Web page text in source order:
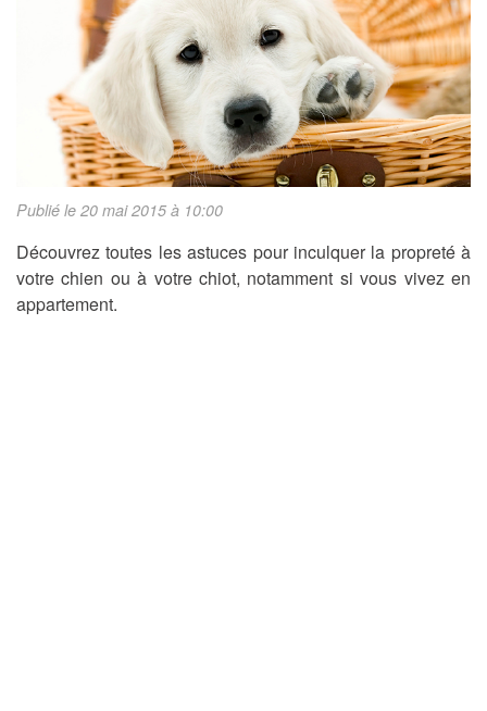
Publié le 20 mai 2015 à 10:00
Découvrez toutes les astuces pour inculquer la propreté à
votre chien ou à votre chiot, notamment si vous vivez en
appartement.